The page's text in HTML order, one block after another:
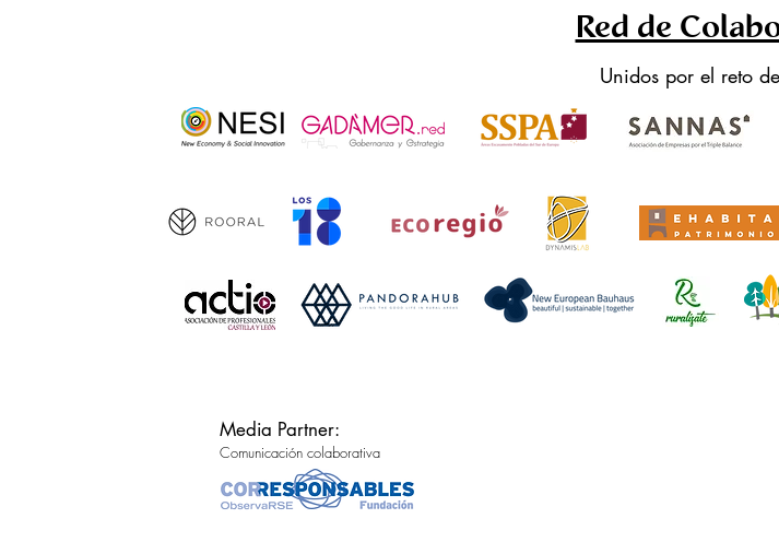
Red de
Unidos por el reto
Media Partner:
Comunicación colaborativa